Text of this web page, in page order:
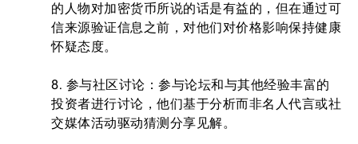
的人物对加密货币所说的话是有益的，但在通过可
信来源验证信息之前，对他们对价格影响保持健康
怀疑态度。
8. 参与社区讨论：参与论坛和与其他经验丰富的
投资者进行讨论，他们基于分析而非名人代言或社
交媒体活动驱动猜测分享见解。